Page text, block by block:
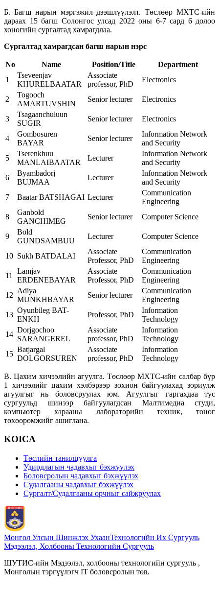
Б. Багш нарын мэргэжил дээшлүүлэлт. Төслөөр МХТС-ийн
дараах 15 багш Солонгос улсад 2022 оны 6-7 сард 6 долоо
хоногийн сургалтад хамрагдлаа.
Сургалтад хамрагдсан багш нарын нэрс
No Name Position/Title
Department
1
Tseveenjav
KHURELBAATAR
Associate
professor, PhD
Electronics
2
Togooch
AMARTUVSHIN
Senior lecturer Electronics
3
Tsagaanchuluun
SUGIR
Senior lecturer Electronics
4
Gombosuren
BAYAR
Senior lecturer
Information Network
and Security
5
Tserenkhuu
MANLAIBAATAR
Lecturer
Information Network
and Security
6
Byambadorj
BUJMAA
Lecturer
Information Network
and Security
7
Baatar BATSHAGAI Lecturer
Communication
Engineering
8
Ganbold
GANCHIMEG
Senior lecturer Computer Science
9
Bold
GUNDSAMBUU
Lecturer Computer Science
10 Sukh BATDALAI
Associate
Professor, PhD
Communication
Engineering
11
Lamjav
ERDENEBAYAR
Associate
Professor, PhD
Communication
Engineering
12
Adiya
MUNKHBAYAR
Senior lecturer
Communication
Engineering
13
Oyunbileg BAT-
ENKH
Professor, PhD
Information
Technology
14
Dorjgochoo
SARANGEREL
Associate
professor, PhD
Information
Technology
15
Batjargal
DOLGORSUREN
Associate
professor, PhD
Information
Technology
В. Цахим хичээлийн агуулга. Төслөөр МХТС-ийн салбар бүр
1 хичээлийг цахим хэлбэрээр зохион байгуулахад зориулж
агуулгыг нь боловсруулах юм. Агуулгыг гаргахдаа тус
сургуульд шинээр байгуулагдсан Малтимедиа студи,
компьютер харааны лабораторийн техник, тоног
төхөөрөмжийг ашиглана.
KOICA
Төслийн танилцуулга
Удирдлагын чадавхыг бэхжүүлэх
Боловсролын чадавхыг бэхжүүлэх
Судалгааны чадавхыг бэхжүүлэх
Сургалт/Судалгааны орчныг сайжруулах
Монгол Улсын Шинжлэх УхаанТехнологийн Их Сургууль
Мэдээлэл, Холбооны Технологийн Сургууль
ШУТИС-ийн Мэдээлэл, холбооны технологийн сургууль ,
Монголын тэргүүлэгч IT боловсролын төв.